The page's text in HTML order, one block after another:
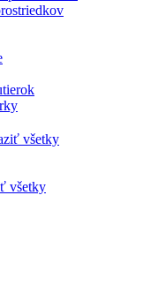
všetky
všetky